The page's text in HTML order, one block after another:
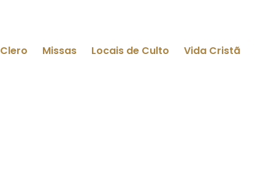
Clero Missas Locais de Culto Vida Cristã